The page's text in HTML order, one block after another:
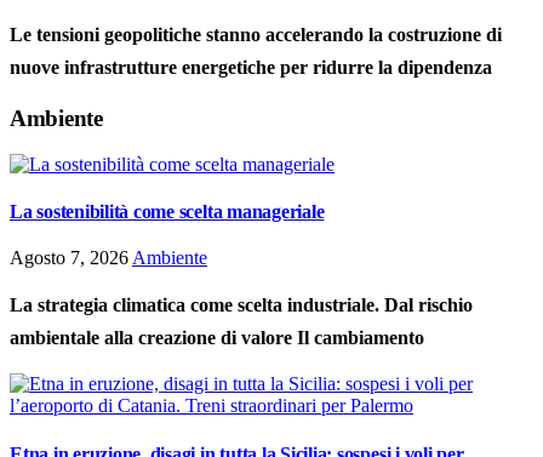
Le tensioni geopolitiche stanno accelerando la costruzione di
nuove infrastrutture energetiche per ridurre la dipendenza
Ambiente
La sostenibilità come scelta manageriale
Agosto 7, 2026 Ambiente
La strategia climatica come scelta industriale. Dal rischio
ambientale alla creazione di valore Il cambiamento